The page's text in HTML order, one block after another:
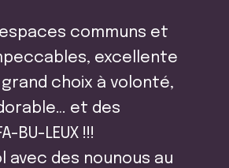
espaces communs et
excellente
choix à volonté,
et des
BU-LEUX !!!
avec des nounous au